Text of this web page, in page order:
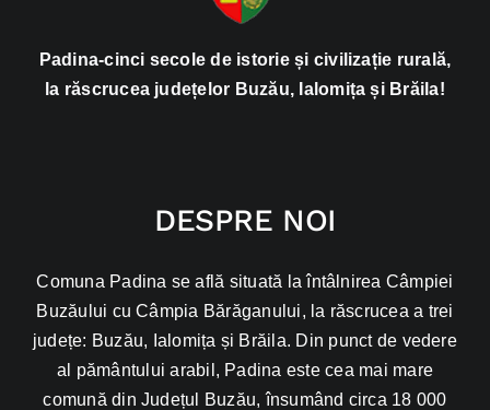
Padina-cinci secole de istorie și civilizație rurală,
la răscrucea județelor Buzău, Ialomița și Brăila!
DESPRE NOI
Comuna Padina se află situată la întâlnirea Câmpiei
Buzăului cu Câmpia Bărăganului, la răscrucea a trei
județe: Buzău, Ialomița și Brăila. Din punct de vedere
al pământului arabil, Padina este cea mai mare
comună din Județul Buzău, însumând circa 18 000